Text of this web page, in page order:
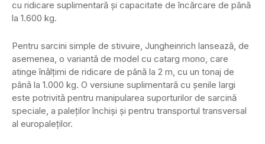
cu ridicare suplimentară și capacitate de încărcare de până
la 1.600 kg.
Pentru sarcini simple de stivuire, Jungheinrich lansează, de
asemenea, o variantă de model cu catarg mono, care
atinge înălțimi de ridicare de până la 2 m, cu un tonaj de
până la 1.000 kg. O versiune suplimentară cu șenile largi
este potrivită pentru manipularea suporturilor de sarcină
speciale, a paleților închiși și pentru transportul transversal
al europaleților.